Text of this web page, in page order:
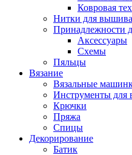
Ковровая
Нитки для
Принадлежности
Аксессуары
Схемы
Пяльцы
Вязание
Вязальные
Инструменты для
Крючки
Пряжа
Спицы
Декорирование
Батик